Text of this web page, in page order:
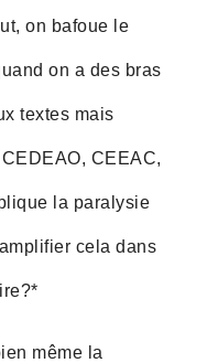
on bafoue le
on a des bras
textes mais
CEEAC,
la paralysie
cela dans
même la